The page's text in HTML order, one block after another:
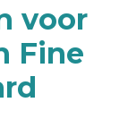
voor
Fine